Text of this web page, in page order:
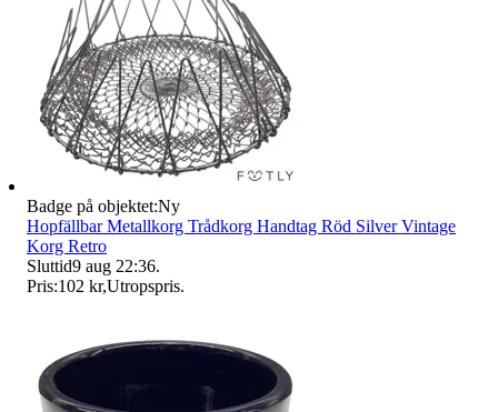
Badge på objektet:Ny
Hopfällbar Metallkorg Trådkorg Handtag Röd Silver Vintage
Korg Retro
Sluttid9 aug 22:36.
Pris:102 kr,Utropspris.